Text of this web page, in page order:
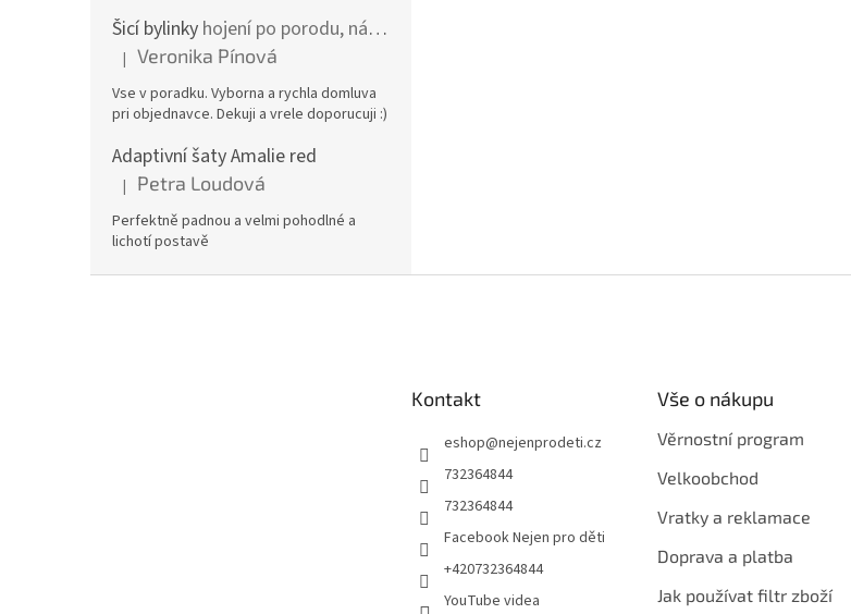
Šicí bylinky hojení po porodu, nástřih a jizvy
Hodnocení produktu je 5 z 5 hvězdiček.
| Veronika Pínová
Vse v poradku. Vyborna a rychla domluva
pri objednavce. Dekuji a vrele doporucuji :)
Adaptivní šaty Amalie red
Hodnocení produktu je 5 z 5 hvězdiček.
| Petra Loudová
Perfektně padnou a velmi pohodlné a
lichotí postavě
Kontakt
eshop@nejenprodeti.cz
732364844
732364844
Facebook Nejen pro děti
+420732364844
YouTube videa
Vše o nákupu
Věrnostní program
Velkoobchod
Vratky a reklamace
Doprava a platba
Jak používat filtr zboží